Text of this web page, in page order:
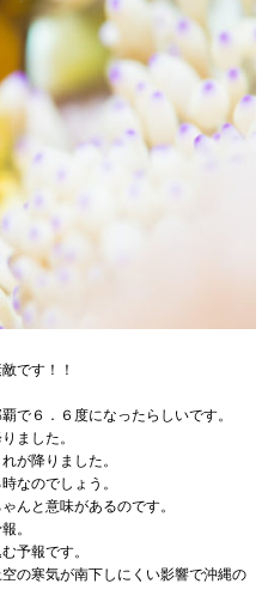
です！！
で６．６度になったらしいです。
ました。
が降りました。
なのでしょう。
んと意味があるのです。
。
予報です。
の寒気が南下しにくい影響で沖縄の